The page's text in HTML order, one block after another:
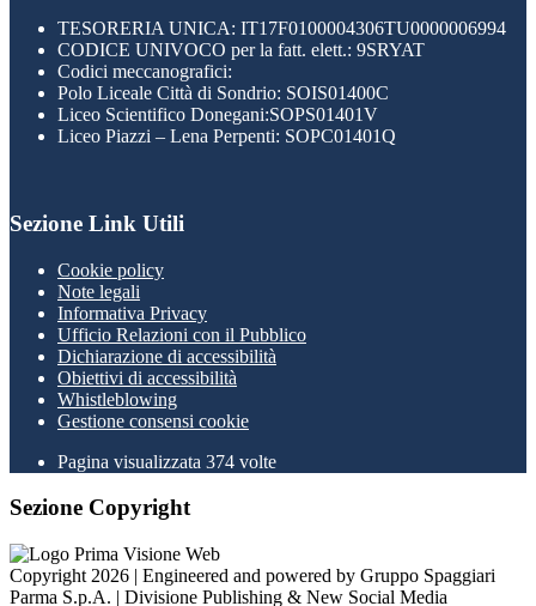
TESORERIA UNICA: IT17F0100004306TU0000006994
CODICE UNIVOCO per la fatt. elett.: 9SRYAT
Codici meccanografici:
Polo Liceale Città di Sondrio: SOIS01400C
Liceo Scientifico Donegani:SOPS01401V
Liceo Piazzi – Lena Perpenti: SOPC01401Q
Sezione Link Utili
Cookie policy
Note legali
Informativa Privacy
Ufficio Relazioni con il Pubblico
Dichiarazione di accessibilità
Obiettivi di accessibilità
Whistleblowing
Gestione consensi cookie
Pagina visualizzata 374 volte
Sezione Copyright
Copyright 2026 | Engineered and powered by Gruppo Spaggiari
Parma S.p.A. | Divisione Publishing & New Social Media